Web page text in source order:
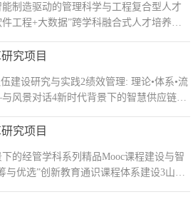
于虚拟仿真技术的课程思政实验教学探
文化赏析——...
制造驱动的管理科学与工程复合型人才
工程+大数据”跨学科融合式人才培养模
程序设计》课程教学体系改革6《人力
的文旅学科协同育人实践体系8供应链视
理决策实验与...
究项目
建设研究与实践2绩效管理: 理论•体系•流
风景对话4新时代背景下的智慧供应链管
于“致良知”的商业伦理课程改革7世界一
学方法设计与体系建设9基于区块链技术
与建设...
究项目
的经管学科系列精品Mooc课程建设与智
与优选”创新教育通识课程体系建设3山东